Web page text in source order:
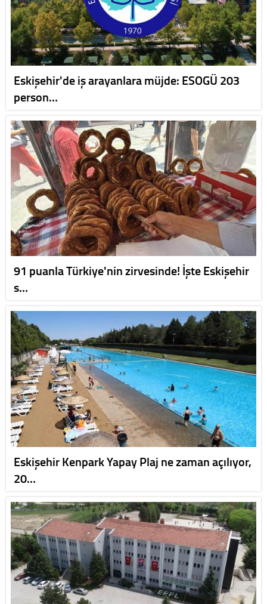
Eskişehir'de iş arayanlara müjde: ESOGÜ 203
person…
91 puanla Türkiye'nin zirvesinde! İşte Eskişehir
s…
Eskişehir Kenpark Yapay Plaj ne zaman açılıyor,
20…